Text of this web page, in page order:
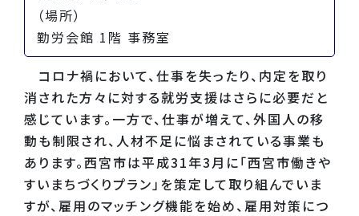
（場所）
勤労会館 1階 事務室
コロナ禍において、仕事を失ったり、内定を取り
消された方々に対する就労支援はさらに必要だと
感じています。一方で、仕事が増えて、外国人の移
動も制限され、人材不足に悩まされている事業も
あります。西宮市は平成31年3月に「西宮市働きや
すいまちづくりプラン」を策定して取り組んでいま
すが、雇用のマッチング機能を始め、雇用対策につ